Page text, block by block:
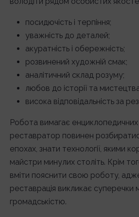
посидючість і терпіння;
уважність до деталей;
акуратність і обережність;
розвинений художній смак;
аналітичний склад розуму;
любов до історії та
висока відповідальність за
Робота вимагає енциклопедичних
реставратор повинен
епохах, знати технології, якими
майстри минулих століть. Крім
вміти пояснити свою роботу,
реставрація викликає суперечки
громадськістю.